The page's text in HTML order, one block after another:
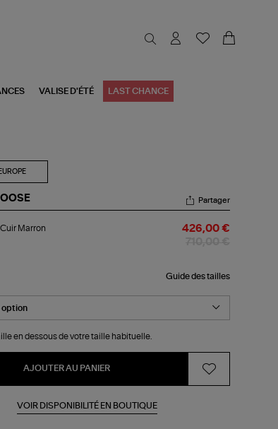
VALISE D'ÉTÉ LAST CHANCE
Partager
Marron 426,00 €
Guide des tailles
en dessous de votre taille habituelle.
AJOUTER AU PANIER
VOIR DISPONIBILITÉ EN BOUTIQUE